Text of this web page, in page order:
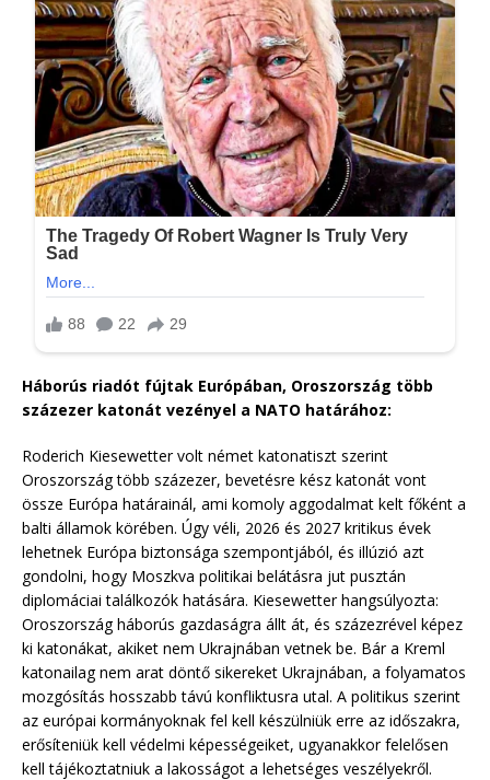
Háborús riadót fújtak Európában, Oroszország több
százezer katonát vezényel a NATO határához:
Roderich Kiesewetter volt német katonatiszt szerint
Oroszország több százezer, bevetésre kész katonát vont
össze Európa határainál, ami komoly aggodalmat kelt főként a
balti államok körében. Úgy véli, 2026 és 2027 kritikus évek
lehetnek Európa biztonsága szempontjából, és illúzió azt
gondolni, hogy Moszkva politikai belátásra jut pusztán
diplomáciai találkozók hatására. Kiesewetter hangsúlyozta:
Oroszország háborús gazdaságra állt át, és százezrével képez
ki katonákat, akiket nem Ukrajnában vetnek be. Bár a Kreml
katonailag nem arat döntő sikereket Ukrajnában, a folyamatos
mozgósítás hosszabb távú konfliktusra utal. A politikus szerint
az európai kormányoknak fel kell készülniük erre az időszakra,
erősíteniük kell védelmi képességeiket, ugyanakkor felelősen
kell tájékoztatniuk a lakosságot a lehetséges veszélyekről.